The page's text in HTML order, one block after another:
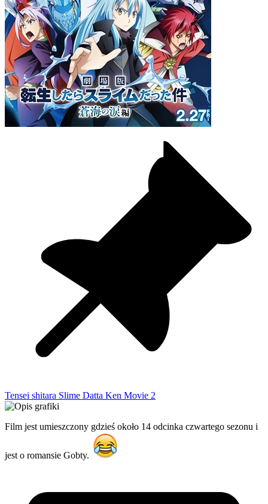
Tensei shitara Slime Datta Ken Movie 2
Film jest umieszczony gdzieś około 14 odcinka czwartego sezonu i
jest o romansie Gobty.